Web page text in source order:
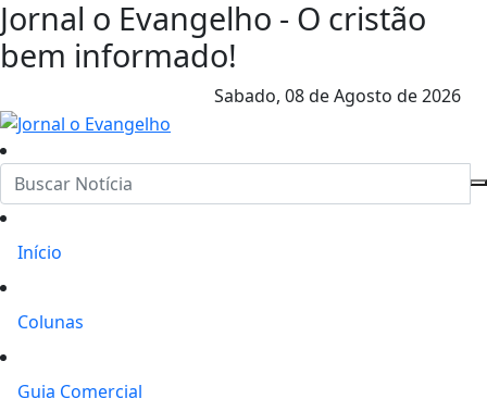
Jornal o Evangelho - O cristão
bem informado!
Sabado, 08 de Agosto de 2026
Início
Colunas
Guia Comercial